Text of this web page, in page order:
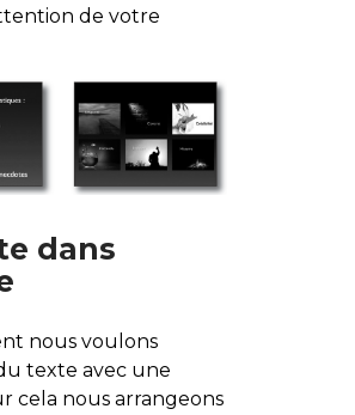
de votre
dans
nous voulons
texte avec une
cela nous arrangeons